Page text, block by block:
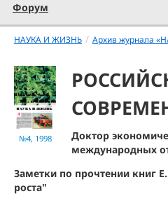
Форум
НАУКА И ЖИЗНЬ / Архив журнала
№4, 1998
Доктор
международных
Заметки по прочтении книг
роста"